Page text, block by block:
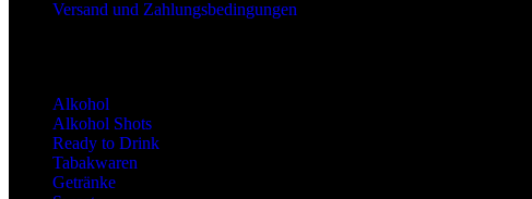
Versand und Zahlungsbedingungen
Alkohol
Alkohol Shots
Ready to Drink
Tabakwaren
Getränke